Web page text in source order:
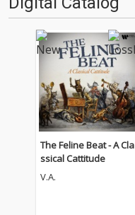
The Feline Beat - A Cla
ssical Cattitude
V.A.